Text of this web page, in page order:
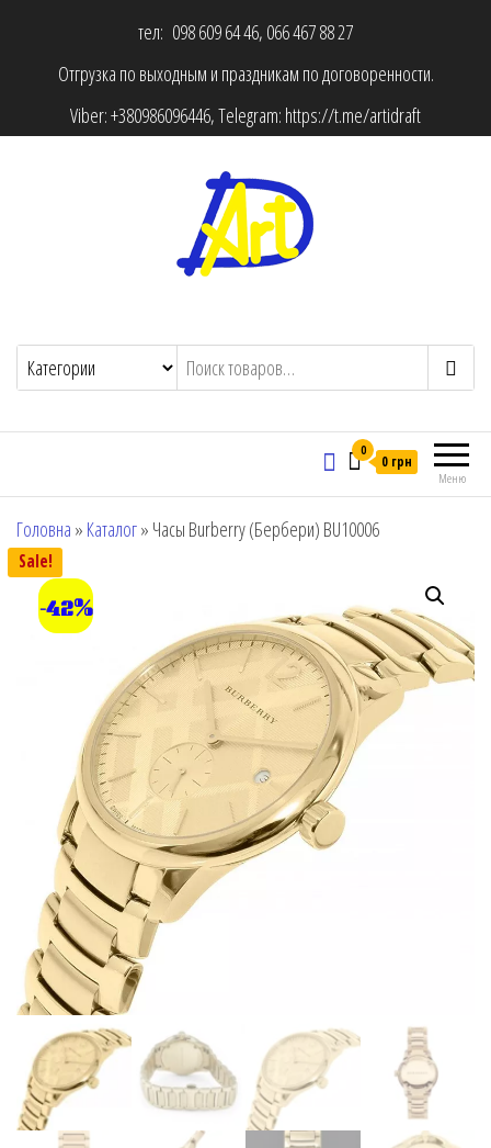
тел: 098 609 64 46, 066 467 88 27
Отгрузка по выходным и праздникам по договоренности.
Viber:+380986096446, Telegram: https://t.me/artidraft
Меню
0
0 грн
Головна » Каталог» Часы Burberry (Бербери) BU10006
Sale!
-42%